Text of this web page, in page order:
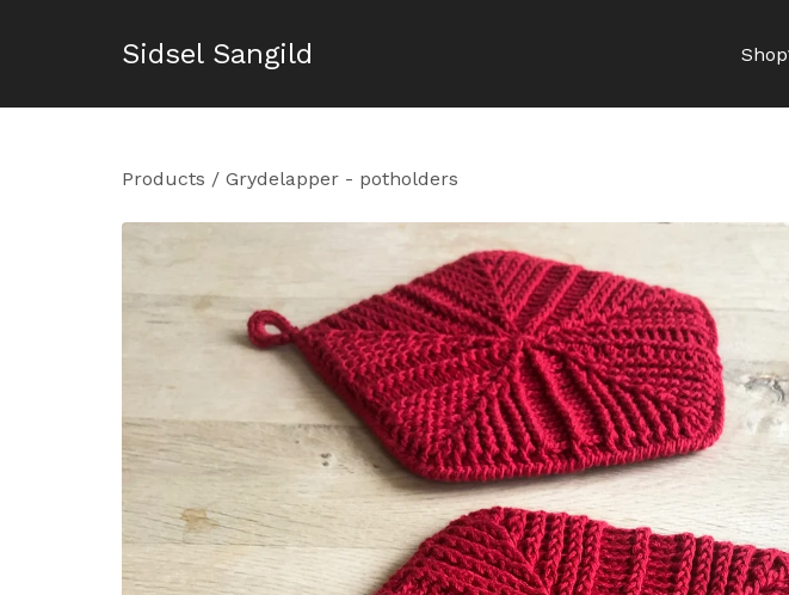
Sidsel Sangild Shop
Products / Grydelapper - potholders